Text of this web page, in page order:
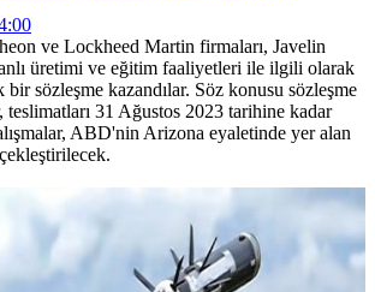
ve Lockheed Martin firmaları, Javelin
üretimi ve eğitim faaliyetleri ile ilgili olarak
bir sözleşme kazandılar. Söz konusu sözleşme
teslimatları 31 Ağustos 2023 tarihine kadar
ABD'nin Arizona eyaletinde yer alan